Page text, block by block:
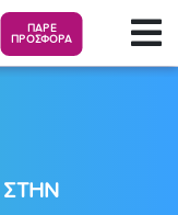
ΠΑΡΕ
ΠΡΟΣΦΟΡΑ